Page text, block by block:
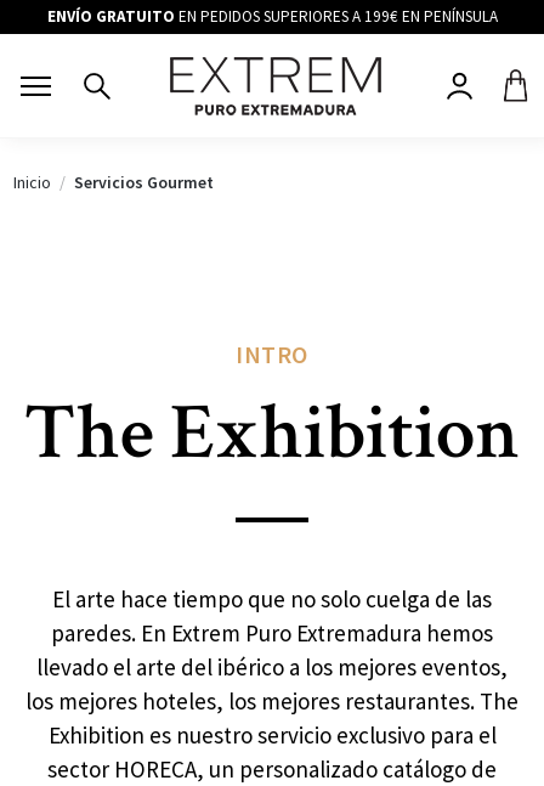
ENVÍO GRATUITO EN PEDIDOS SUPERIORES A 199€ EN PENÍNSULA
Inicio Servicios Gourmet
INTRO
The Exhibition
El arte hace tiempo que no solo cuelga de las
paredes. En Extrem Puro Extremadura hemos
llevado el arte del ibérico a los mejores eventos,
los mejores hoteles, los mejores restaurantes. The
Exhibition es nuestro servicio exclusivo para el
sector HORECA, un personalizado catálogo de